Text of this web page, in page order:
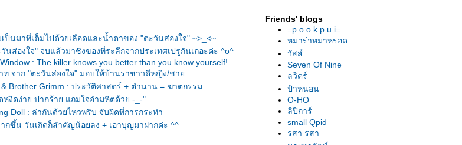
ป็นมาที่เต็มไปด้วยเลือดและน้ำตาของ "ตะวันส่องใจ" ~>_<~
นส่องใจ" จบแล้วมาชิงของที่ระลึกจากประเทศเปรูกันเถอะค่ะ ^o^
: The killer knows you better than you know yourself!
ท จาก "ตะวันส่องใจ" มอบให้บ้านราชาวดีหญิง/ชา
& Brother Grimm : ประวัติศาสตร์ + ตำนาน = ฆาตกรรม
หงิดง่าย ปากร้าย แถมใจอำมหิตด้วย -_-"
Doll : ล่ากันด้วยไหวพริบ จับผิดที่การกระทำ
ากขึ้น วันเกิดก็สำคัญน้อยลง + เอาบุญมาฝากค่ะ ^^
Friends' blogs
=p o o k p u i=
หมาร่าหมาหรอด
วัสส์
Seven Of Nine
ลวิตร์
ป้าหนอน
O-HO
ลิปิการ์
small Qpid
รสา รสา